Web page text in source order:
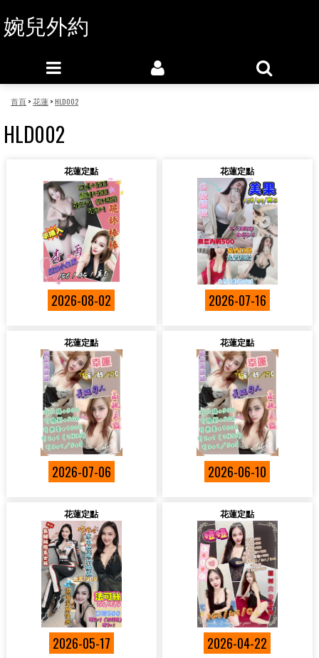
婉兒外約
首頁>花蓮>HLD002
HLD002
花蓮定點
2026-08-02
花蓮定點
2026-07-16
花蓮定點
2026-07-06
花蓮定點
2026-06-10
花蓮定點
2026-05-17
花蓮定點
2026-04-22